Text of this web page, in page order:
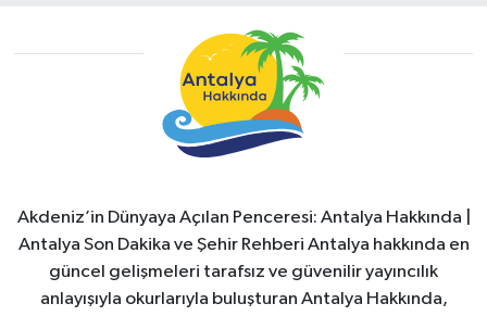
Akdeniz’in Dünyaya Açılan Penceresi: Antalya Hakkında |
Antalya Son Dakika ve Şehir Rehberi Antalya hakkında en
güncel gelişmeleri tarafsız ve güvenilir yayıncılık
anlayışıyla okurlarıyla buluşturan Antalya Hakkında,